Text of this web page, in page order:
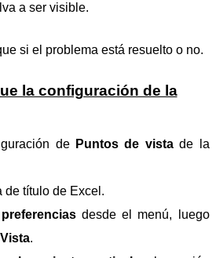
a ser visible.
si el problema está resuelto o no.
la configuración de la
de Puntos de vistade la
de título de Excel.
preferenciasdesde el menú, luego
Vista.